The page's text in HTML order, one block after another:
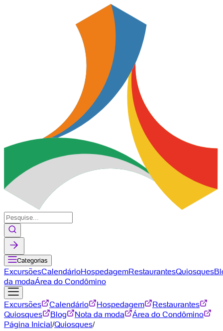
Categorias
ExcursõesCalendárioHospedagemRestaurantesQuiosques
da modaÁrea do Condômino
Excursões Calendário Hospedagem
Restaurantes
Quiosques
Blog Nota da moda
Área do Condômino
Página Inicial/Quiosques/